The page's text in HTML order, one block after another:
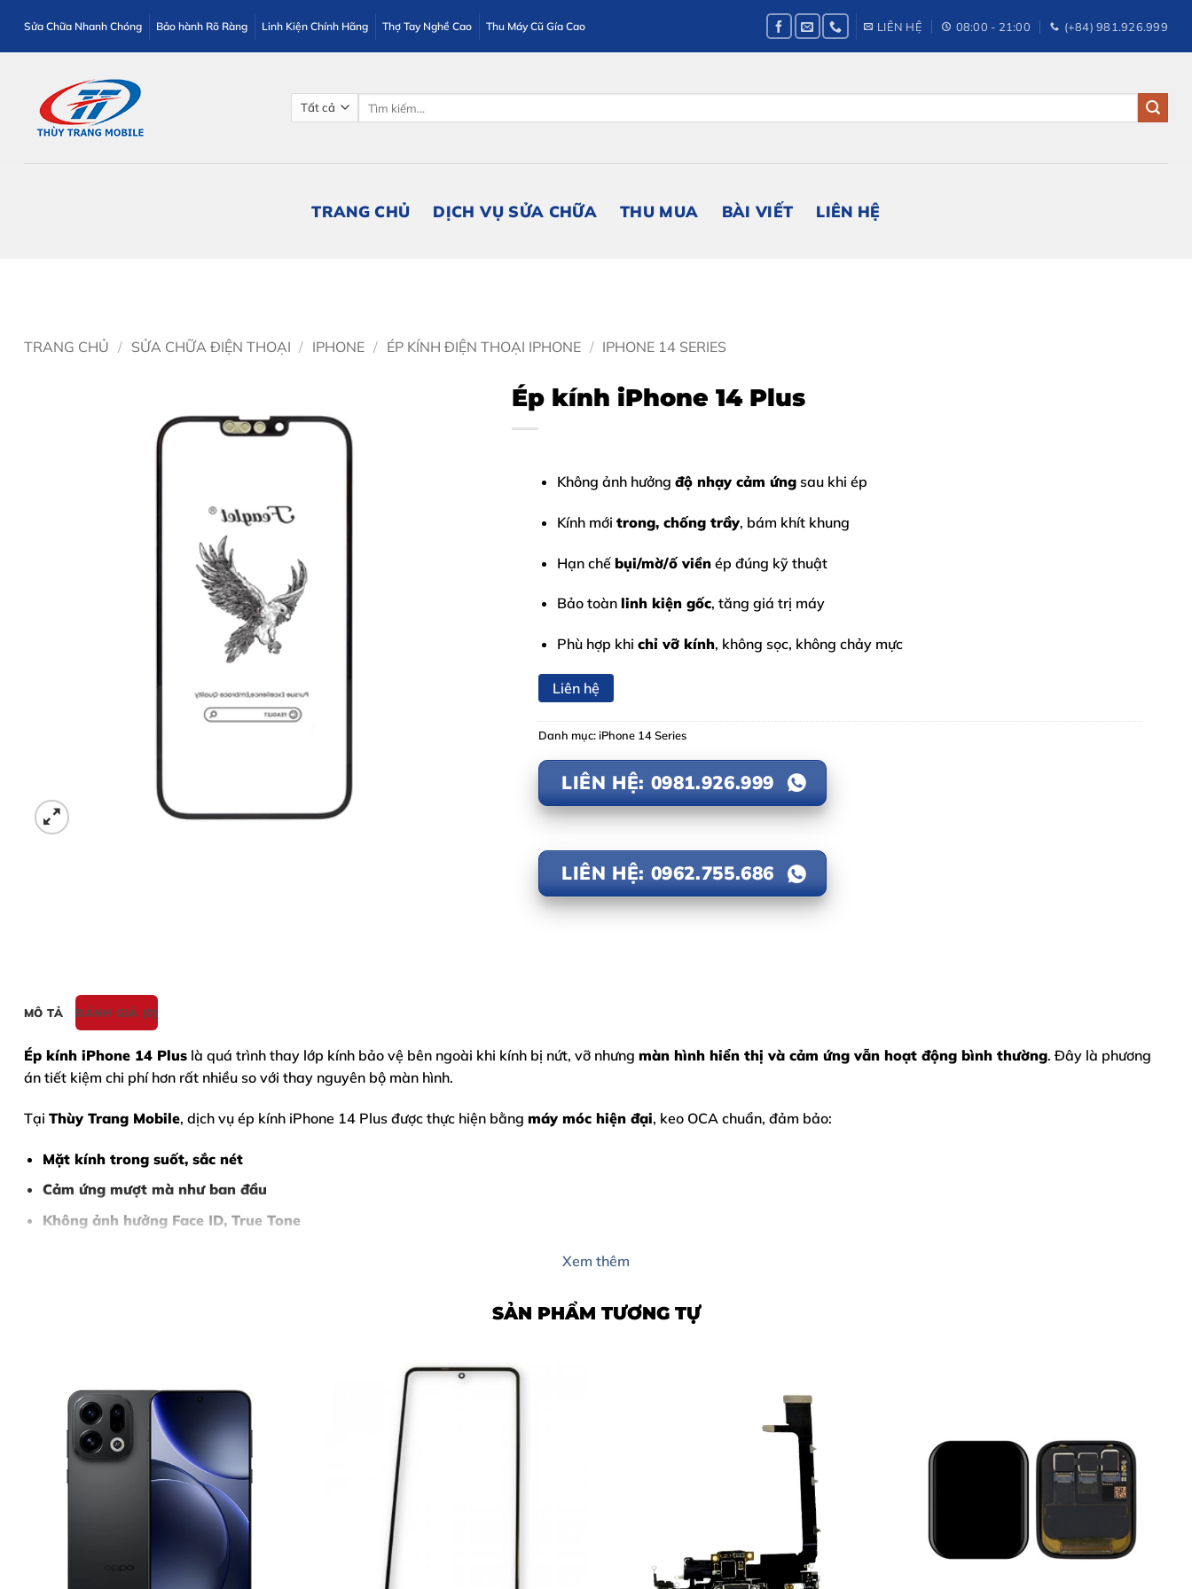
qua
nội
Sửa Chữa Nhanh Chóng Bảo hành Rõ Ràng Linh Kiện Chính Hãng Thợ Tay Nghề Cao Thu Máy Cũ Gía Cao LIÊN HỆ 08:00 - 21:00 (+84) 981.926.999
TRANG CHỦ DỊCH VỤ SỬA CHỮA THU MUA BÀI VIẾT LIÊN HỆ
TRANG CHỦ / SỬA CHỮA ĐIỆN THOẠI / IPHONE / ÉP KÍNH ĐIỆN THOẠI IPHONE / IPHONE 14 SERIES
Ép kính iPhone 14 Plus
Không ảnh hưởng độ nhạy cảm ứngsau khi ép
Kính mới trong, chống trầy, bám khít khung
Hạn chế bụi/mờ/ố viềnép đúng kỹ thuật
Bảo toàn linh kiện gốc, tăng giá trị máy
Phù hợp khi chỉ vỡ kính, không sọc, không chảy mực
Liên hệ
Danh mục:iPhone 14 Series
LIÊN HỆ: 0981.926.999
LIÊN HỆ: 0962.755.686
MÔ TẢ ĐÁNH GIÁ (0)
Ép kính iPhone 14 Plus là quá trình thay lớp kính bảo vệ bên ngoài khi kính bị nứt, vỡ nhưng màn hình hiển thị và cảm ứng vẫn hoạt động bình thường. Đây là phương
án tiết kiệm chi phí hơn rất nhiều so với thay nguyên bộ màn hình.
Tại Thùy Trang Mobile, dịch vụ ép kính iPhone 14 Plus được thực hiện bằng máy móc hiện đại, keo OCA chuẩn, đảm bảo:
Mặt kính trong suốt, sắc nét
Cảm ứng mượt mà như ban đầu
Không ảnh hưởng Face ID, True Tone
Quy Trình Ép Kính iPhone 14 Plus Chuẩn 5 Bước
Bước 1: Tiếp Nhận Thiết Bị & Tư Vấn Ban Đầu
Bước 2: Lập Phiếu Tiếp Nhận & Chuẩn Đoán Chi Tiết
Bước 3: Thông Báo Kết Quả & Báo Giá Chính Thức
Bước 4: Thực Hiện Ép Kính iPhone 14 Plus
Bước 5: Bàn Giao Thiết Bị & Thanh Toán
Liên Hệ Ép Kính iPhone 14 Plus Ngay Hôm Nay
Xem thêm
SẢN PHẨM TƯƠNG TỰ